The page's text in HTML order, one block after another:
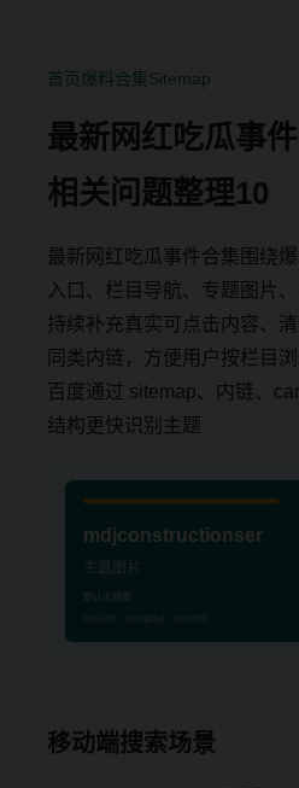
首页 爆料合集Sitemap
最新网红吃瓜事
相关问题整理10
最新网红吃瓜事件合集围绕
入口、栏目导航、专题图片
持续补充真实可点击内容、
同类内链，方便用户按栏目
百度通过 sitemap、内链、
结构更快识别主题
移动端搜索场景